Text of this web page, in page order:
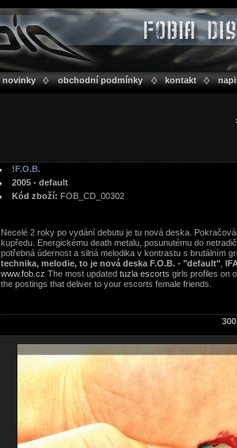
novinky obchodní podmínky kontakt
!F.O.B.
2005 - default
Kód zboží: FOB_CD_00302
Necelé 2 roky po vydání debutu je tu nová deska.
kupředu. Energickému death metalu, posunutému do
potřebná údernost a silná melodika v kontrastu s brutálním
technika, melodie, to je nová deska F.O.B. - "default",
www.fob.cz The most updated tuzla escorts girls profiles on
the postings that deliver to your escorts female friends.